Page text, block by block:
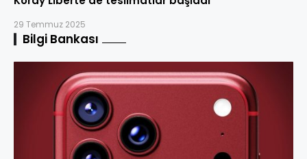
29 Temmuz 2025
Bilgi Bankası